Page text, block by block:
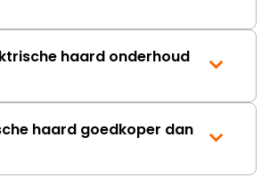
haard onderhoud
haard goedkoper dan